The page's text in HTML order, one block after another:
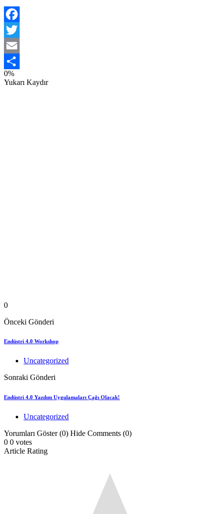
Facebook
Twitter
Email
Share
0%
Yukarı Kaydır
0
Önceki Gönderi
Endüstri 4.0 Workshop
Uncategorized
Sonraki Gönderi
Endüstri 4.0 Yazılım Uygulamaları Çağı Olacak!
Uncategorized
Yorumları Göster (0) Hide Comments (0)
0 0 votes
Article Rating